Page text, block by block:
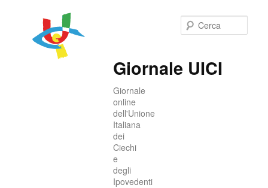
Giornale UICI
Giornale
online
dell'Unione
Italiana
dei
Ciechi
e
degli
Ipovedenti